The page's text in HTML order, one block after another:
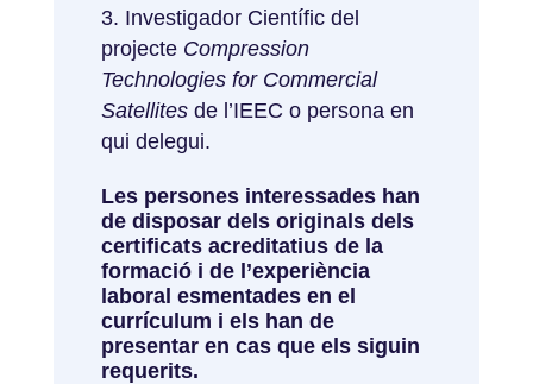
Investigador Científic del
projecte Compression
Technologies for Commercial
Satellitesde l’IEEC o persona en
qui delegui.
Les persones interessades han
de disposar dels originals dels
certificats acreditatius de la
formació i de l’experiència
laboral esmentades en el
currículum i els han de
presentar en cas que els siguin
requerits.